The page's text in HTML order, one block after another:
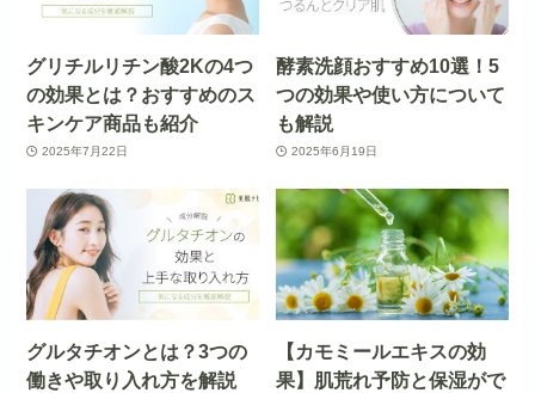
グリチルリチン酸2Kの4つ
の効果とは？おすすめのス
キンケア商品も紹介
2025年7月22日
酵素洗顔おすすめ10選！5
つの効果や使い方について
も解説
2025年6月19日
グルタチオンとは？3つの
働きや取り入れ方を解説
【カモミールエキスの効
果】肌荒れ予防と保湿がで